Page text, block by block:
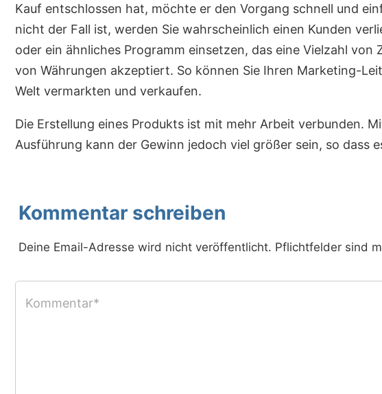
Kauf entschlossen hat, möchte er den Vorgang schnell und
nicht der Fall ist, werden Sie wahrscheinlich einen Kunden
oder ein ähnliches Programm einsetzen, das eine Vielzahl von
von Währungen akzeptiert. So können Sie Ihren Marketing-
Welt vermarkten und verkaufen.
Die Erstellung eines Produkts ist mit mehr Arbeit verbunden.
Ausführung kann der Gewinn jedoch viel größer sein, so dass
Kommentar schreiben
Deine Email-Adresse wird nicht veröffentlicht. Pflichtfelder sind
Kommentar*